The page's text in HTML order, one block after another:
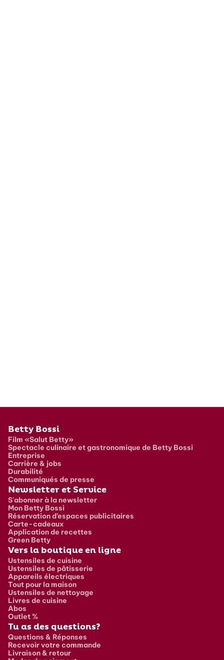
Pied de page
Betty Bossi
Film «Salut Betty»
Spectacle culinaire et gastronomique de Betty Bossi
Entreprise
Carrière & jobs
Durabilité
Communiqués de presse
Newsletter et Service
S'abonner à la newsletter
Mon Betty Bossi
Réservation d’espaces publicitaires
Carte-cadeaux
Application de recettes
Green Betty
Vers la boutique en ligne
Ustensiles de cuisine
Ustensiles de pâtisserie
Appareils électriques
Tout pour la maison
Ustensiles de nettoyage
Livres de cuisine
Abos
Outlet %
Tu as des questions?
Questions & Réponses
Recevoir votre commande
Livraison & retour